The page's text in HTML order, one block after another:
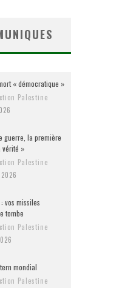
« démocratique »
Palestine
guerre, la première
vérité »
Palestine
vos missiles
tombe
Palestine
mondial
Palestine